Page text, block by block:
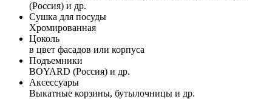
(Россия) и др.
Сушка для посуды
Хромированная
Цоколь
в цвет фасадов или корпуса
Подъемники
BOYARD (Россия) и др.
Аксессуары
Выкатные корзины, бутылочницы и др.